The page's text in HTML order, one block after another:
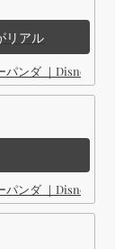
リアル
パンダ ｜Disney (
パンダ ｜Disney (